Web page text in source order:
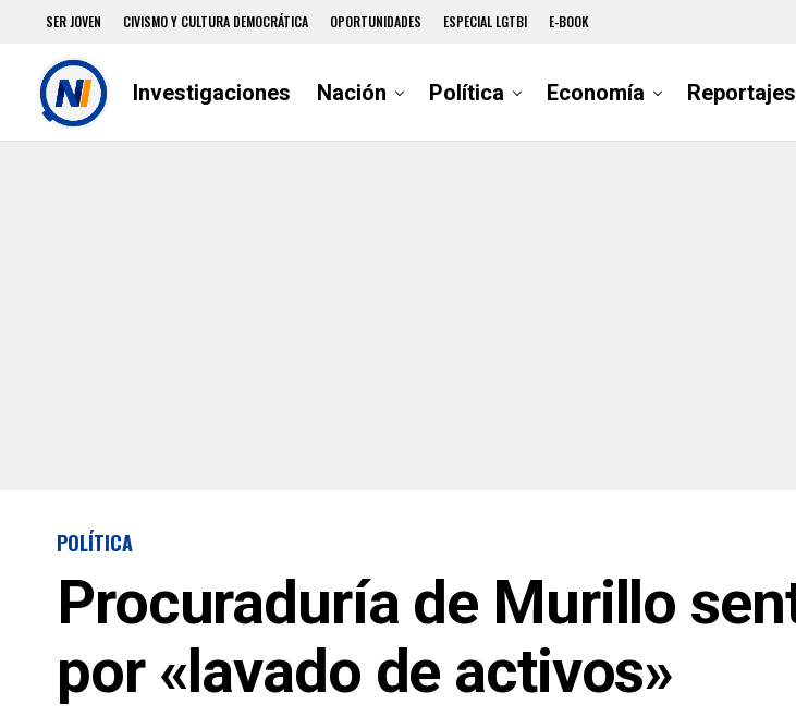
SER JOVEN CIVISMO Y CULTURA DEMOCRÁTICA OPORTUNIDADES ESPECIAL LGTBI E-BOOK
Investigaciones Nación Política Economía Reportajes
POLÍTICA
Procuraduría de Murillo
por «lavado de activos»